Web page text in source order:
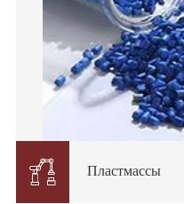
 Пластмассы